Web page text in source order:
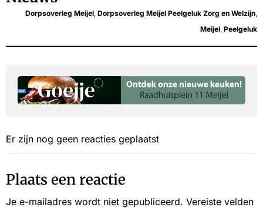
Dorpsoverleg Meijel, Dorpsoverleg Meijel Peelgeluk Zorg en Welzijn,
Meijel, Peelgeluk
Er zijn nog geen reacties geplaatst
Plaats een reactie
Je e-mailadres wordt niet gepubliceerd. Vereiste velden